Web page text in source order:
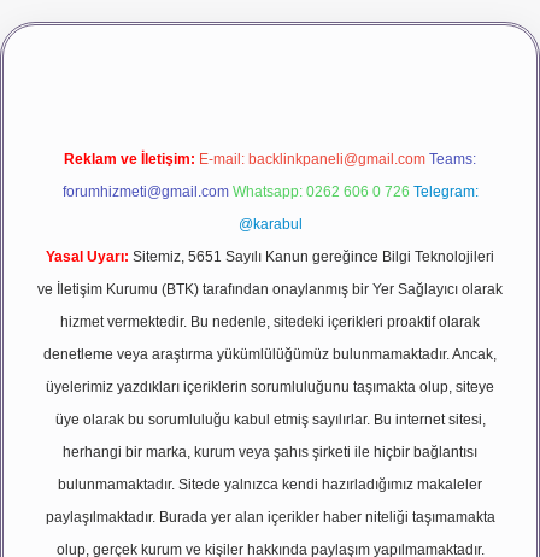
girişbetexper
Reklam ve İletişim: E-mail: backlinkpaneli@gmail.com Teams:
forumhizmeti@gmail.com Whatsapp: 0262 606 0 726 Telegram:
@karabul
Yasal Uyarı: Sitemiz, 5651 Sayılı Kanun gereğince Bilgi Teknolojileri
ve İletişim Kurumu (BTK) tarafından onaylanmış bir Yer Sağlayıcı olarak
hizmet vermektedir. Bu nedenle, sitedeki içerikleri proaktif olarak
denetleme veya araştırma yükümlülüğümüz bulunmamaktadır. Ancak,
üyelerimiz yazdıkları içeriklerin sorumluluğunu taşımakta olup, siteye
üye olarak bu sorumluluğu kabul etmiş sayılırlar. Bu internet sitesi,
herhangi bir marka, kurum veya şahıs şirketi ile hiçbir bağlantısı
bulunmamaktadır. Sitede yalnızca kendi hazırladığımız makaleler
paylaşılmaktadır. Burada yer alan içerikler haber niteliği taşımamakta
olup, gerçek kurum ve kişiler hakkında paylaşım yapılmamaktadır.